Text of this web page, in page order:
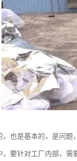
，也是基本的，是问题
，要针对工厂内部，